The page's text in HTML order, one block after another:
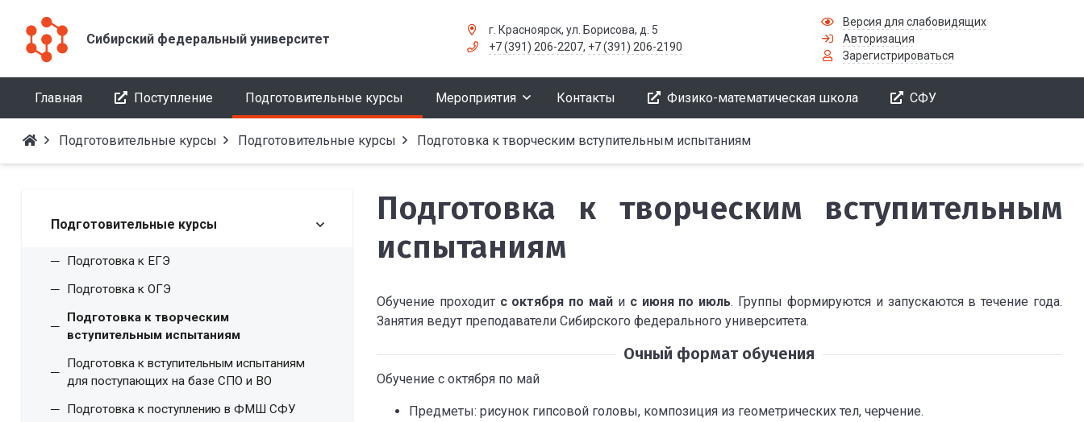
Сибирский федеральный университет
г. Красноярск, ул. Борисова, д. 5
+7 (391) 206-2207, +7 (391) 206-2190
Версия для слабовидящих
Авторизация
Зарегистрироваться
Главная Поступление Подготовительные курсы Мероприятия Контакты Физико-математическая школа СФУ
Подготовительные курсы Подготовительные курсы Подготовка к творческим вступительным испытаниям
Подготовительные курсы
Подготовка к ЕГЭ
Подготовка к ОГЭ
Подготовка к творческим
вступительным испытаниям
Подготовка к вступительным испытаниям
для поступающих на базе СПО и ВО
Подготовка к поступлению в ФМШ СФУ
Подготовка к творческим вступительным
испытаниям
Обучение проходит с октября по май и с июня по июль. Группы формируются и запускаются в течение года.
Занятия ведут преподаватели Сибирского федерального университета.
Очный формат обучения
Обучение с октября по май
Предметы: рисунок гипсовой головы, композиция из геометрических тел, черчение.